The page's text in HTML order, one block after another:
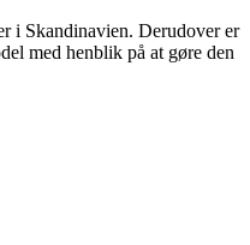
i Skandinavien. Derudover er
med henblik på at gøre den